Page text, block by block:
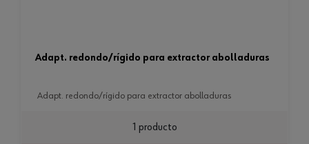
adapt. redondo/rígido para extractor abolladuras
adapt. redondo/rígido para extractor abolladuras
1 producto